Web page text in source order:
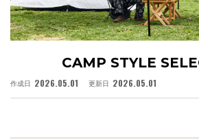
CAMP STYLE
作成日 2026.05.01 更新日 2026.05.01